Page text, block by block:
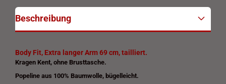
Beschreibung
Body Fit, Extra langer Arm 69 cm, tailliert.
Kragen Kent, ohne Brusttasche.
Popeline aus 100% Baumwolle, bügelleicht.